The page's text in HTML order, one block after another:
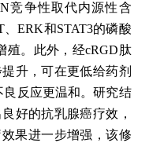
竞争性取代内源性含
ERK和STAT3的磷酸
殖。此外，经cRGD肽
升，可在更低给药剂
反应更温和。研究结
好的抗乳腺癌疗效，
果进一步增强，该修